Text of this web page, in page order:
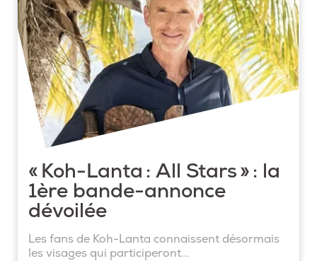
« Koh-Lanta : All Stars » : la
1ère bande-annonce
dévoilée
Les fans de Koh-Lanta connaissent désormais
les visages qui participeront...